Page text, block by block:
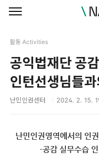
활동 Activities
공익법재단 공
인턴선생님들
난민인권센터 2024. 2. 15.
난민인권영역에서의 인
-공감 실무수습